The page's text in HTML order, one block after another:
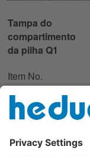
Tampa do
compartimento
da pilha Q1
Item No.
10183
5,00 €